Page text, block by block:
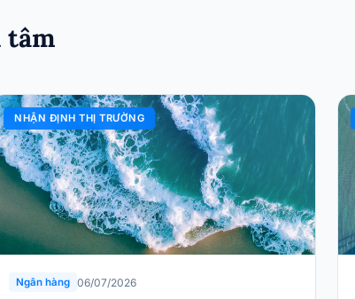
tâm
NHẬN ĐỊNH THỊ TRƯỜNG
Ngân hàng 06/07/2026